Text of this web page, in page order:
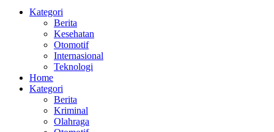
Kategori
Berita
Kesehatan
Otomotif
Internasional
Teknologi
Home
Kategori
Berita
Kriminal
Olahraga